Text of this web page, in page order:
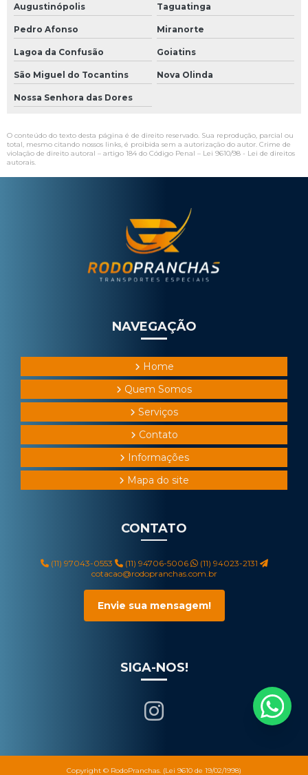
Augustinópolis Taguatinga
Pedro Afonso Miranorte
Lagoa da Confusão Goiatins
São Miguel do Tocantins Nova Olinda
Nossa Senhora das Dores
O conteúdo do texto desta página é de direito reservado. Sua reprodução, parcial ou
total, mesmo citando nossos links, é proibida sem a autorização do autor. Crime de
violação de direito autoral – artigo 184 do Código Penal – Lei 9610/98 - Lei de direitos
autorais.
NAVEGAÇÃO
Home
Quem Somos
Serviços
Contato
Informações
Mapa do site
CONTATO
(11) 97043-0553 (11) 94706-5006
(11) 94023-2131
cotacao@rodopranchas.com.br
Envie sua mensagem!
SIGA-NOS!
Copyright © RodoPranchas. (Lei 9610 de 19/02/1998)